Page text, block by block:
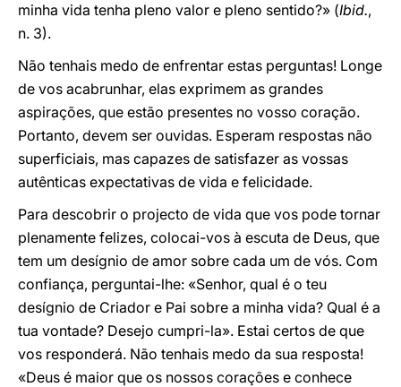
minha vida tenha pleno valor e pleno sentido?» (Ibid.,
n. 3).
Não tenhais medo de enfrentar estas perguntas! Longe
de vos acabrunhar, elas exprimem as grandes
aspirações, que estão presentes no vosso coração.
Portanto, devem ser ouvidas. Esperam respostas não
superficiais, mas capazes de satisfazer as vossas
autênticas expectativas de vida e felicidade.
Para descobrir o projecto de vida que vos pode tornar
plenamente felizes, colocai-vos à escuta de Deus, que
tem um desígnio de amor sobre cada um de vós. Com
confiança, perguntai-lhe: «Senhor, qual é o teu
desígnio de Criador e Pai sobre a minha vida? Qual é a
tua vontade? Desejo cumpri-la». Estai certos de que
vos responderá. Não tenhais medo da sua resposta!
«Deus é maior que os nossos corações e conhece